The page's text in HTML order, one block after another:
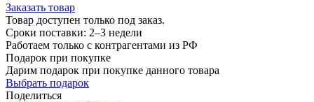
Заказать товар
Товар доступен только под заказ.
Сроки поставки: 2–3 недели
Работаем только с контрагентами из РФ
Подарок при покупке
Дарим подарок при покупке данного товара
Выбрать подарок
Поделиться